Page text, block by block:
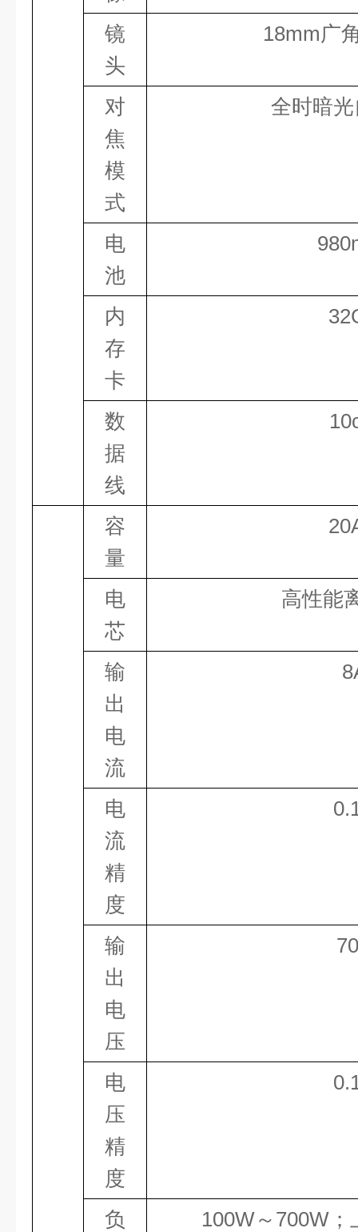
镜
头
18mm广
对
焦
模
式
全时暗
电
池
980
内
存
卡
32
数
据
线
10
容
量
20
电
芯
高性能
输
出
电
流
8
电
流
精
度
0.
输
出
电
压
70
电
压
精
度
负
100W～ 700W；